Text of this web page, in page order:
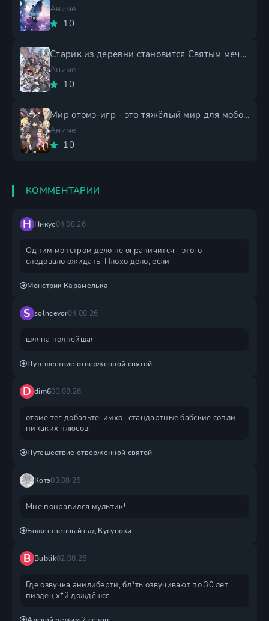
Аниме
10
Старик из деревни становится Святым мечом 2 сезон
Аниме
10
Мир отомэ-игр - это тяжёлый мир для мобов 2 сезон
Аниме
10
КОММЕНТАРИИ
Н Никус04.08.26
Одним монстром дело не ограничится - этого
следовало ожидать. Плохо дело, если
Монстрик Карамелька
S solncevor04.08.26
шляпа полнейшая
Путешествие отверженной святой
D dim603.08.26
отоме тег добавьте. имхо- стандартные бабские сопли.
никаких плюсов!
Путешествие отверженной святой
Котэ03.08.26
Мне понравился мультик!
Божественный сад Кусуноки
B Bublik02.08.26
Где озвучка анилиберти, бл*ть озвучивают по 30 лет
пиздец х*й дождëшся